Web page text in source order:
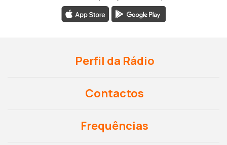
Perfil da Rádio
Contactos
Frequências